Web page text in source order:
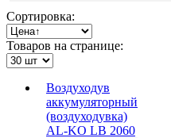
Сортировка:
Товаров на странице:
Воздуходув
аккумуляторный
(воздуходувка)
AL-KO LB 2060